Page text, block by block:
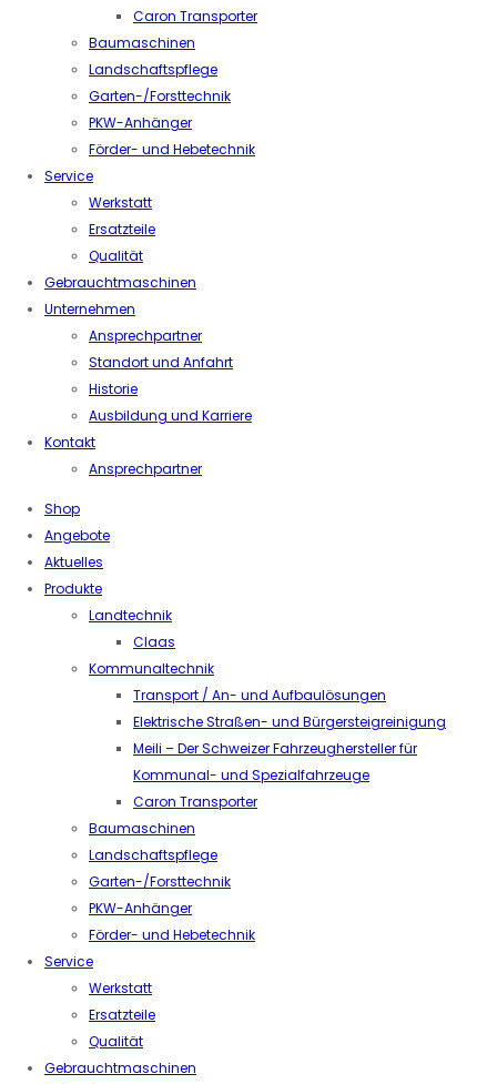
Caron Transporter
Baumaschinen
Landschaftspflege
Garten-/Forsttechnik
PKW-Anhänger
Förder- und Hebetechnik
Service
Werkstatt
Ersatzteile
Qualität
Gebrauchtmaschinen
Unternehmen
Ansprechpartner
Standort und Anfahrt
Historie
Ausbildung und Karriere
Kontakt
Ansprechpartner
Shop
Angebote
Aktuelles
Produkte
Landtechnik
Claas
Kommunaltechnik
Transport / An- und Aufbaulösungen
Elektrische Straßen- und Bürgersteigreinigung
Meili – Der Schweizer Fahrzeughersteller für
Kommunal- und Spezialfahrzeuge
Caron Transporter
Baumaschinen
Landschaftspflege
Garten-/Forsttechnik
PKW-Anhänger
Förder- und Hebetechnik
Service
Werkstatt
Ersatzteile
Qualität
Gebrauchtmaschinen